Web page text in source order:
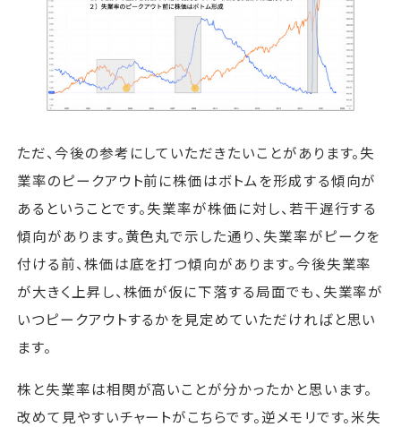
ただ、今後の参考にしていただきたいことがあります。失
業率のピークアウト前に株価はボトムを形成する傾向が
あるということです。失業率が株価に対し、若干遅行する
傾向があります。黄色丸で示した通り、失業率がピークを
付ける前、株価は底を打つ傾向があります。今後失業率
が大きく上昇し、株価が仮に下落する局面でも、失業率が
いつピークアウトするかを見定めていただければと思い
ます。
株と失業率は相関が高いことが分かったかと思います。
改めて見やすいチャートがこちらです。逆メモリです。米失